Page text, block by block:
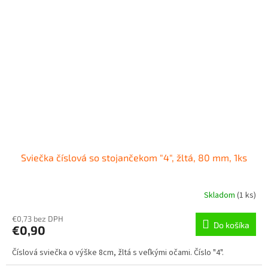
Sviečka číslová so stojančekom "4", žltá, 80 mm, 1ks
Skladom (1 ks)
€0,73 bez DPH
€0,90 Do košíka
Číslová sviečka o výške 8cm, žltá s veľkými očami. Číslo "4".